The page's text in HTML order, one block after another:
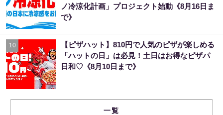
ノ冷涼化計画」プロジェクト始動《8月16日ま
で》
10
【ピザハット】810円で人気のピザが楽しめる
「ハットの日」は必見！土日はお得なピザパ
日和♡《8月10日まで》
一覧